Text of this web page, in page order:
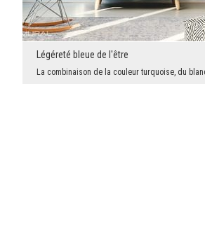
Légéreté bleue de l'être